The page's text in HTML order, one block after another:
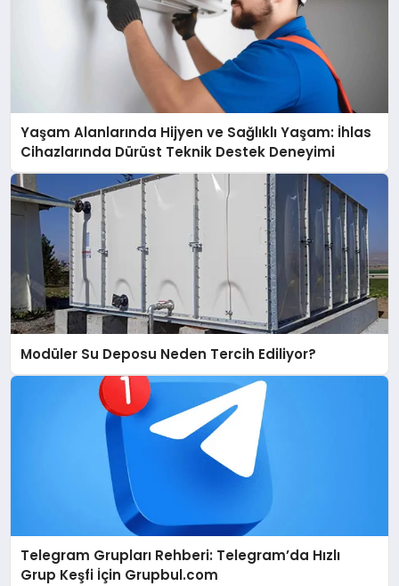
Yaşam Alanlarında Hijyen ve Sağlıklı Yaşam: İhlas
Cihazlarında Dürüst Teknik Destek Deneyimi
Modüler Su Deposu Neden Tercih Ediliyor?
Telegram Grupları Rehberi: Telegram’da Hızlı
Grup Keşfi İçin Grupbul.com